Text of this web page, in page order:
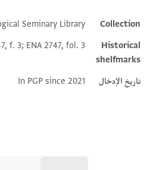
Additional metadata
Collection
Seminary Library
Historical
shelfmarks
f. 3; ENA 2747, fol. 3
تاريخ الإدخال In PGP since 2021